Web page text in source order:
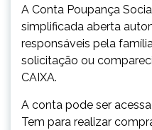
A Conta Poupança
simplificada aberta
responsáveis pela
solicitação ou
CAIXA.
A conta pode ser
Tem para realizar